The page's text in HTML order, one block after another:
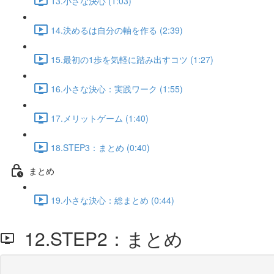
14.決めるは自分の軸を作る (2:39)
15.最初の1歩を気軽に踏み出すコツ (1:27)
16.小さな決心：実践ワーク (1:55)
17.メリットゲーム (1:40)
18.STEP3：まとめ (0:40)
まとめ
19.小さな決心：総まとめ (0:44)
12.STEP2：まとめ